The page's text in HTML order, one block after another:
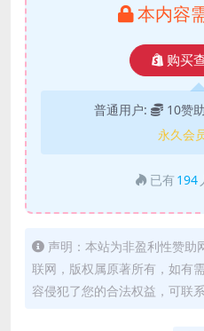
本内容
购买
普通用户: 10赞
永久会
已有 194
声明：本站为非盈利性赞助
联网，版权属原著所有，如有
容侵犯了您的合法权益，可联